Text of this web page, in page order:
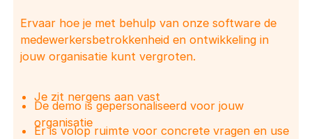
Ervaar hoe je met behulp van onze software de
medewerkersbetrokkenheid en ontwikkeling in
jouw organisatie kunt vergroten.
Je zit nergens aan vast
De demo is gepersonaliseerd voor jouw
organisatie
Er is volop ruimte voor concrete vragen en use